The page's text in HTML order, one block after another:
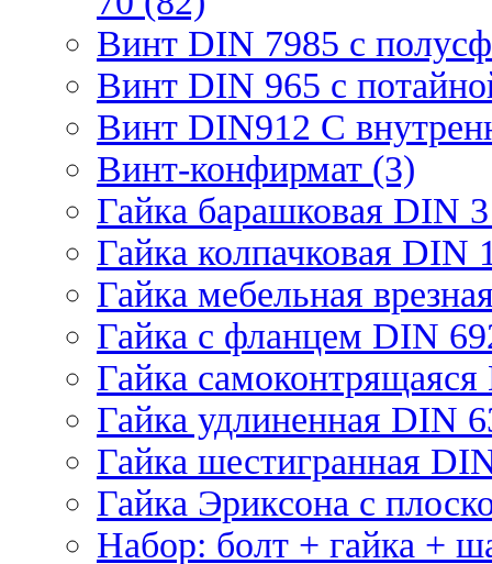
Винт DIN 7985 с
Винт DIN 965 с
Винт DIN912 С
Винт-конфирмат (3)
Гайка барашковая DIN
Гайка колпачковая DIN
Гайка мебельная
Гайка с фланцем DIN
Гайка
Гайка удлиненная DIN
Гайка шестигранная
Гайка Эриксона с
Набор: болт + гайка +